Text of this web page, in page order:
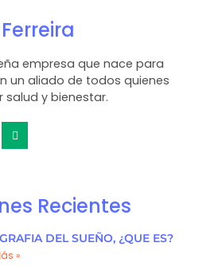
empresa que nace para
un aliado de todos quienes
y bienestar.
Recientes
DEL SUEÑO, ¿QUE ES?
»